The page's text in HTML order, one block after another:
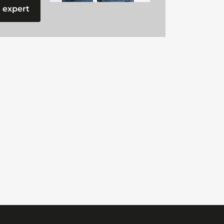
expert